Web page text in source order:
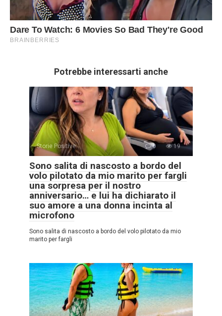
Potrebbe interessarti anche
Storie Positive 0 19
Sono salita di nascosto a bordo del
volo pilotato da mio marito per fargli
una sorpresa per il nostro
anniversario… e lui ha dichiarato il
suo amore a una donna incinta al
microfono
Sono salita di nascosto a bordo del volo pilotato da mio
marito per fargli